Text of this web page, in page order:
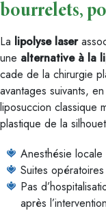
bourrelets,
La lipolyse laser
une alternative à la
cade de la chirurgie
avantages suivants,
liposuccion classique
plastique de la
Anesthésie locale
Suites
Pas
après